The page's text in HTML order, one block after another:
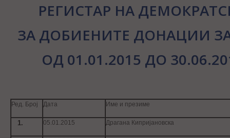
РЕГИСТАР НА
ЗА ДОБИЕНИТЕ ДОНАЦИИ
ОД 01.01.2015 ДО
Ред. Број Дата Име и презиме
05.01.2015 Драгана Кипријановска